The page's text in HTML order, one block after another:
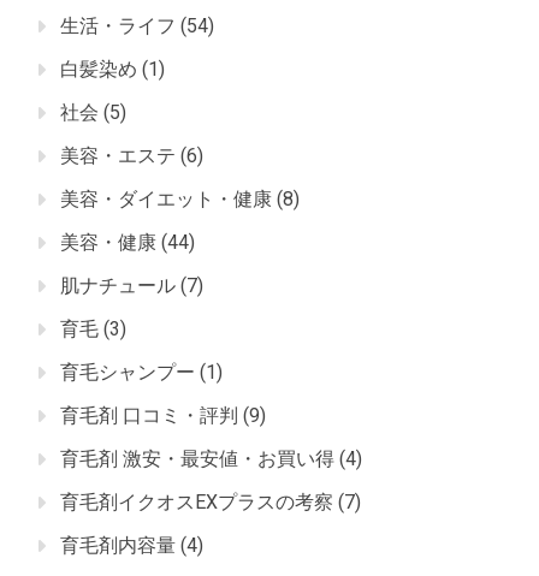
生活・ライフ (54)
白髪染め (1)
社会 (5)
美容・エステ (6)
美容・ダイエット・健康 (8)
美容・健康 (44)
肌ナチュール (7)
育毛 (3)
育毛シャンプー (1)
育毛剤 口コミ・評判 (9)
育毛剤 激安・最安値・お買い得 (4)
育毛剤イクオスEXプラスの考察 (7)
育毛剤内容量 (4)